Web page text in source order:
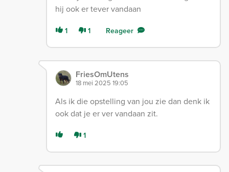
hij ook er tever vandaan
1 1 Reageer
FriesOmUtens
18 mei 2025 19:05
Als ik die opstelling van jou zie dan denk ik
ook dat je er ver vandaan zit.
1